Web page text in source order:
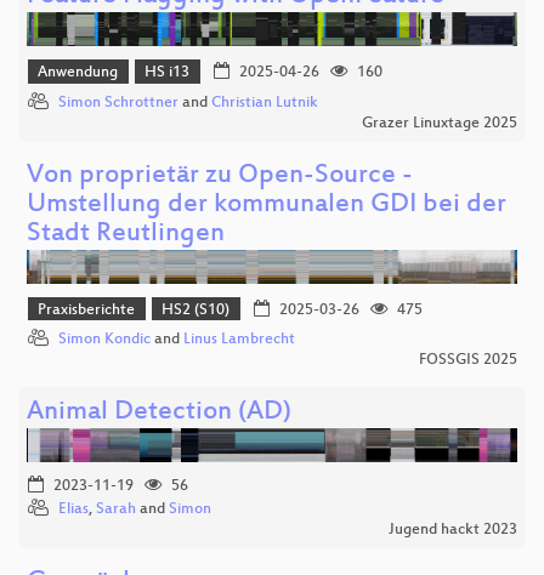
Anwendung HS i13 2025-04-26
160
Simon Schrottner and Christian Lutnik
Grazer Linuxtage 2025
Von proprietär zu Open-Source -
Umstellung der kommunalen GDI bei der
Stadt Reutlingen
Praxisberichte HS2 (S10) 2025-03-26
475
Simon Kondic and Linus Lambrecht
FOSSGIS 2025
Animal Detection (AD)
2023-11-19
56
Elias, Sarah and Simon
Jugend hackt 2023